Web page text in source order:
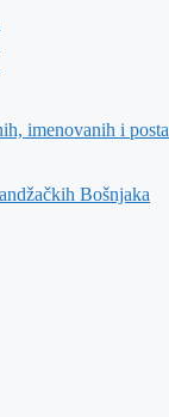
imenovanih i
Bošnjaka